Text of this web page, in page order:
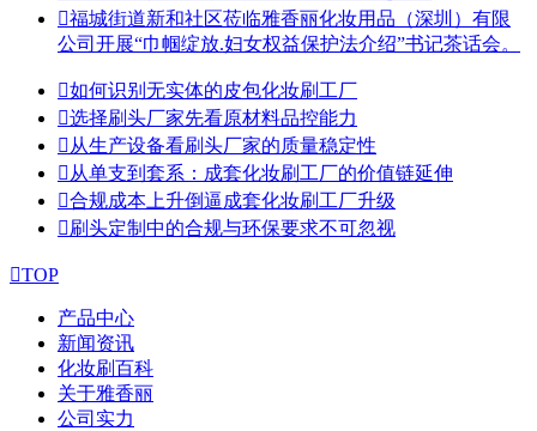
福城街道新和社区莅临雅香丽化妆用品（深圳）有限
公司开展“巾帼绽放.妇女权益保护法介绍”书记茶话会。
如何识别无实体的皮包化妆刷工厂
选择刷头厂家先看原材料品控能力
从生产设备看刷头厂家的质量稳定性
从单支到套系：成套化妆刷工厂的价值链延伸
合规成本上升倒逼成套化妆刷工厂升级
刷头定制中的合规与环保要求不可忽视
TOP
产品中心
新闻资讯
化妆刷百科
关于雅香丽
公司实力